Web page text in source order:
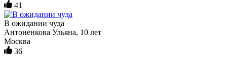
41
В ожидании чуда
Антоненкова Ульяна, 10 лет
Москва
36